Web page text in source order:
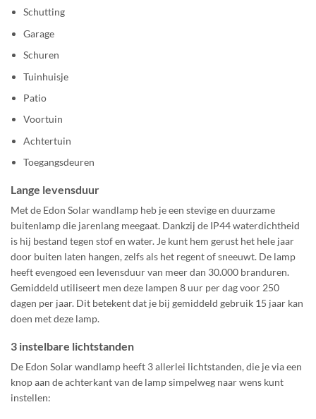
Schutting
Garage
Schuren
Tuinhuisje
Patio
Voortuin
Achtertuin
Toegangsdeuren
Lange levensduur
Met de Edon Solar wandlamp heb je een stevige en duurzame
buitenlamp die jarenlang meegaat. Dankzij de IP44 waterdichtheid
is hij bestand tegen stof en water. Je kunt hem gerust het hele jaar
door buiten laten hangen, zelfs als het regent of sneeuwt. De lamp
heeft evengoed een levensduur van meer dan 30.000 branduren.
Gemiddeld utiliseert men deze lampen 8 uur per dag voor 250
dagen per jaar. Dit betekent dat je bij gemiddeld gebruik 15 jaar kan
doen met deze lamp.
3 instelbare lichtstanden
De Edon Solar wandlamp heeft 3 allerlei lichtstanden, die je via een
knop aan de achterkant van de lamp simpelweg naar wens kunt
instellen: